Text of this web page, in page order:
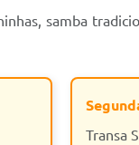
samba
Transa